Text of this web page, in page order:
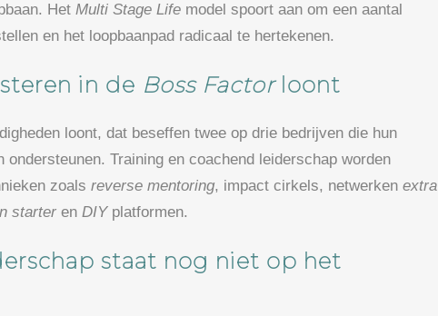
Het Multi Stage Life model spoort aan om een aantal
en het loopbaanpad radicaal te hertekenen.
in de Boss Factorloont
loont, dat beseffen twee op drie bedrijven die hun
ondersteunen. Training en coachend leiderschap worden
zoals reverse mentoring, impact cirkels, netwerken extra
starter en DIYplatformen.
staat nog niet op het